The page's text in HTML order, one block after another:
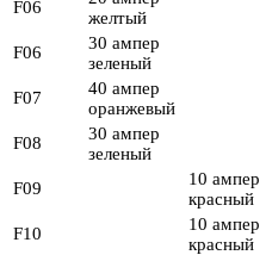
F06
желтый
F06
30 ампер
зеленый
F07
40 ампер
оранжевый
F08
30 ампер
зеленый
F09
10 ампер
красный
F10
10 ампер
красный